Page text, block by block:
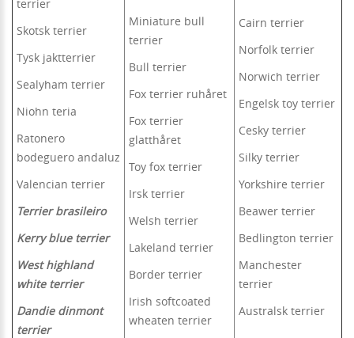
terrier
Skotsk terrier
Tysk jaktterrier
Sealyham terrier
Niohn teria
Ratonero
bodeguero andaluz
Valencian terrier
Terrier brasileiro
Kerry blue terrier
West highland
white terrier
Dandie dinmont
terrier
Miniature bull
terrier
Bull terrier
Fox terrier ruhåret
Fox terrier
glatthåret
Toy fox terrier
Irsk terrier
Welsh terrier
Lakeland terrier
Border terrier
Irish softcoated
wheaten terrier
Cairn terrier
Norfolk terrier
Norwich terrier
Engelsk toy terrier
Cesky terrier
Silky terrier
Yorkshire terrier
Beawer terrier
Bedlington terrier
Manchester
terrier
Australsk terrier